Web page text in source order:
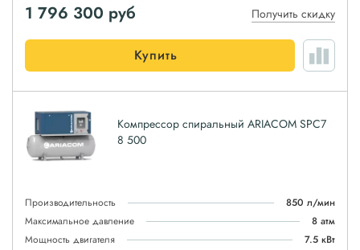
1 796 300 руб Получить скидку
Купить
Компрессор спиральный ARIACOM SPC7
8 500
Производительность
850 л/мин
Максимальное давление
8 атм
Мощность двигателя
7.5 кВт